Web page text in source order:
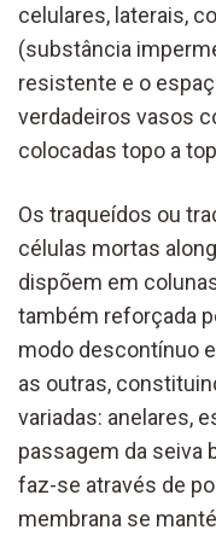
celulares, laterais,
(substância
resistente e o
verdadeiros vasos
colocadas topo a
Os traqueídos ou
células mortas
dispõem em
também reforçada
modo descontínuo
as outras,
variadas: anelares,
passagem da seiva
faz-se através de
membrana se